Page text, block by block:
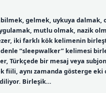
gelmek, uykuya
mutlu olmak, nazik
iki farklı kök kelimenin
“sleepwalker” kelimesi
Türkçede bir mesaj veya
aynı zamanda gösterge eki
Birleşik…